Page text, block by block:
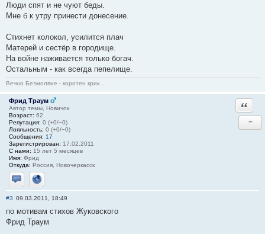
Люди спят и не чуют беды.
Мне б к утру принести донесение.
Стихнет колокол, усилится плач
Матерей и сестёр в городище.
На войне наживается только богач.
Остальным - как всегда пепелище.
Вечно Безмолвие - коротен крик...
Фрид Траум
Автор темы, Новичок
Возраст: 62
Репутация: 0 (+0/−0)
Лояльность: 0 (+0/−0)
Сообщения: 17
Зарегистрирован: 17.02.2011
С нами: 15 лет 5 месяцев
Имя: Фрид
Откуда: Россия, Новочеркасск
Отправить личное сообщение
Сайт
−
#3 09.03.2011, 18:49
по мотивам стихов Жуковского
Фрид Траум